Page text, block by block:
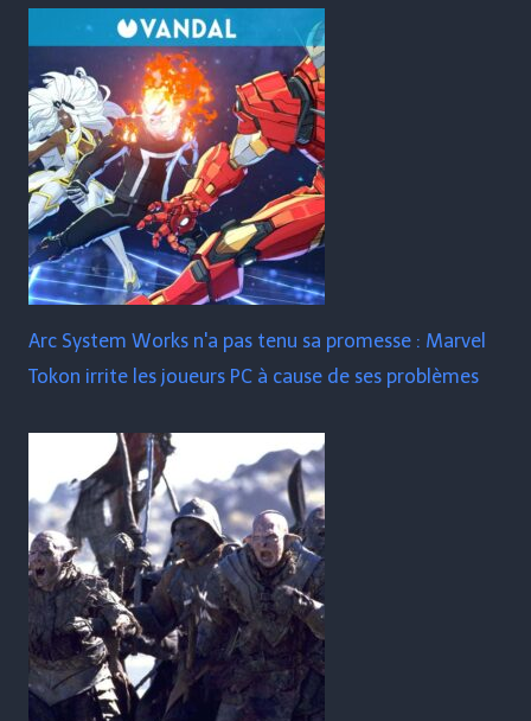
Arc System Works n'a pas tenu sa promesse : Marvel
Tokon irrite les joueurs PC à cause de ses problèmes